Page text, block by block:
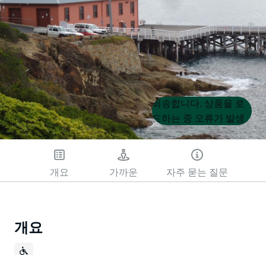
Product
List
Product
List
죄송합니다. 상품을 로
드하는 중 오류가 발생
했습니다. 나중에 다시
시도해 주세요.
개요 가까운 자주 묻는 질문
개요